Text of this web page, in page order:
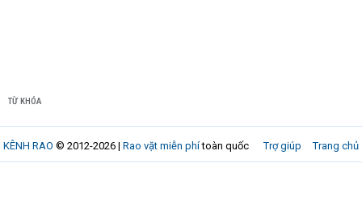
TỪ KHÓA
Trợ giúp Trang chủ
KÊNH RAO © 2012-2026 | Rao vặt miễn phítoàn quốc